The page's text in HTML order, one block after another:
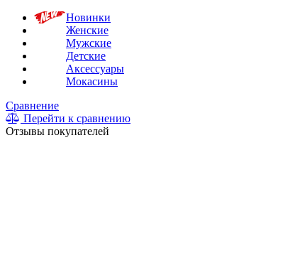
Новинки
Женские
Мужские
Детские
Аксессуары
Мокасины
Сравнение
Перейти к сравнению
Отзывы покупателей